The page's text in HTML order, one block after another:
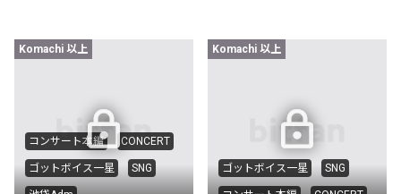
Komachi 以上
コンサート本編 CONCERT
ゴットボイス一星 SNG
Komachi 以上
ゴットボイス一星 SNG